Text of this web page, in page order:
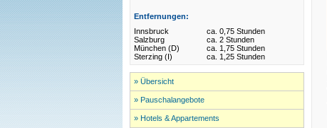
Entfernungen:
Innsbruck
ca. 0,75 Stunden
Salzburg
ca. 2 Stunden
München (D)
ca. 1,75 Stunden
Sterzing (I)
ca. 1,25 Stunden
» Übersicht
» Pauschalangebote
» Hotels & Appartements